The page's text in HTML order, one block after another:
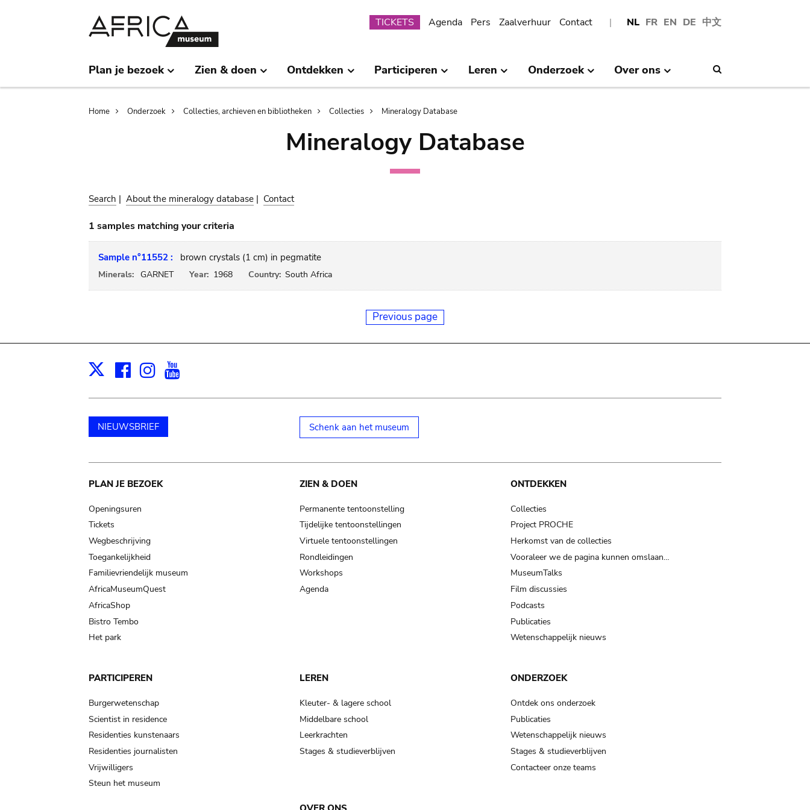
NL FR EN DE 中文
Submenu
TICKETS Agenda Pers Zaalverhuur Contact
Plan je bezoek Zien & doen Ontdekken Participeren Leren Onderzoek Over ons
Breadcrumb
Home Onderzoek Collecties, archieven en bibliotheken Collecties Mineralogy Database
Mineralogy Database
Search | About the mineralogy database | Contact
1 samples matching your criteria
Sample n°11552 : brown crystals (1 cm) in pegmatite
Minerals: GARNET Year: 1968 Country: South Africa
Previous page
X Facebook
Instagram
NIEUWSBRIEF Schenk aan het museum
Main
navigation
PLAN JE BEZOEK
Openingsuren
Tickets
Wegbeschrijving
Toegankelijkheid
Familievriendelijk museum
AfricaMuseumQuest
AfricaShop
Bistro Tembo
Het park
ZIEN & DOEN
Permanente tentoonstelling
Tijdelijke tentoonstellingen
Virtuele tentoonstellingen
Rondleidingen
Workshops
Agenda
ONTDEKKEN
Collecties
Project PROCHE
Herkomst van de collecties
Vooraleer we de pagina kunnen omslaan…
MuseumTalks
Film discussies
Podcasts
Publicaties
Wetenschappelijk nieuws
PARTICIPEREN
Burgerwetenschap
Scientist in residence
Residenties kunstenaars
Residenties journalisten
Vrijwilligers
Steun het museum
LEREN
Kleuter- & lagere school
Middelbare school
Leerkrachten
Stages & studieverblijven
ONDERZOEK
Ontdek ons onderzoek
Publicaties
Wetenschappelijk nieuws
Stages & studieverblijven
Contacteer onze teams